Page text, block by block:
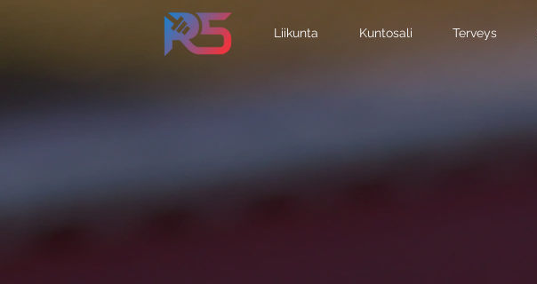
Liikunta Kuntosali Terveys